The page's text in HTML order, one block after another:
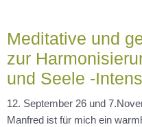
Meditative und
zur
und Seele -
12. September 26 und
Manfred ist für mich ein